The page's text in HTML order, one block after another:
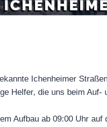
Ichenheimer
Helfer, die uns beim Auf-
Aufbau ab 09:00 Uhr